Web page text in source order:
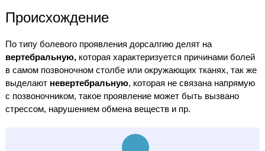
Происхождение
По типу болевого проявления дорсалгию делят на
вертебральную,которая характеризуется причинами болей
в самом позвоночном столбе или окружающих тканях, так же
выделают невертебральную, которая не связана напрямую
с позвоночником, такое проявление может быть вызвано
стрессом, нарушением обмена веществ и пр.